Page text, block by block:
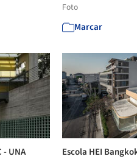
Foto
Marcar
UNA
Escola HEI